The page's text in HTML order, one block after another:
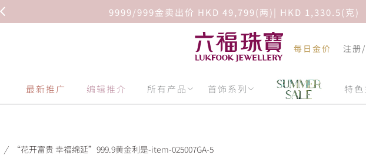
9999/999金卖出价 HKD 49,799(两)| HKD 1,330.5(克)
每日金价 注册
最新推广 编辑推介 所有产品 首饰系列 特
/ “花开富贵 幸福绵延”999.9黄金利是-item-025007GA-5